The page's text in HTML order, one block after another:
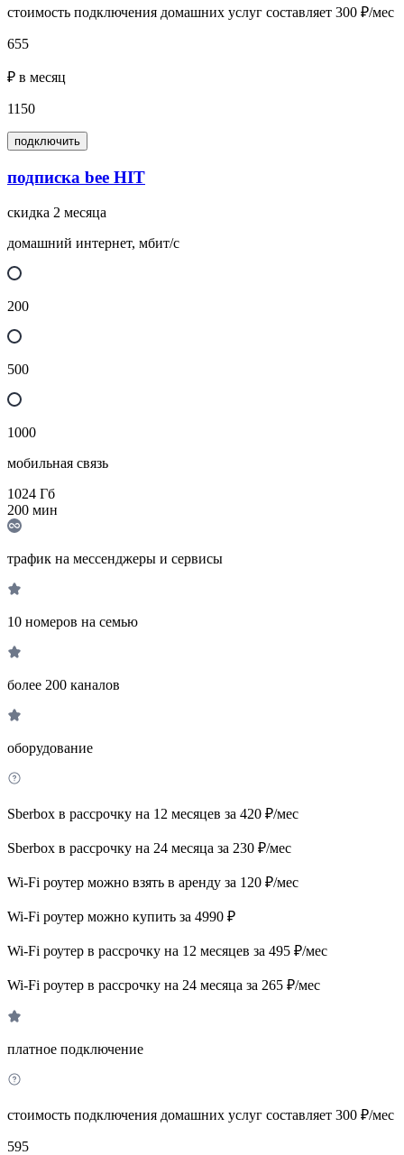
стоимость подключения домашних услуг составляет 300 ₽/мес
655
₽ в месяц
1150
подключить
подписка bee HIT
скидка 2 месяца
домашний интернет, мбит/с
200
500
1000
мобильная связь
1024 Гб
200 мин
трафик на мессенджеры и сервисы
10 номеров на семью
более 200 каналов
оборудование
Sberbox в рассрочку на 12 месяцев за 420 ₽/мес
Sberbox в рассрочку на 24 месяца за 230 ₽/мес
Wi-Fi роутер можно взять в аренду за 120 ₽/мес
Wi-Fi роутер можно купить за 4990 ₽
Wi-Fi роутер в рассрочку на 12 месяцев за 495 ₽/мес
Wi-Fi роутер в рассрочку на 24 месяца за 265 ₽/мес
платное подключение
стоимость подключения домашних услуг составляет 300 ₽/мес
595